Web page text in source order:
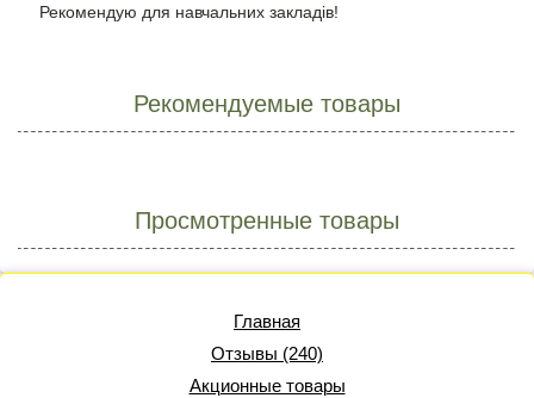
Рекомендую для навчальних закладів!
Рекомендуемые товары
Просмотренные товары
Главная
Отзывы (240)
Акционные товары